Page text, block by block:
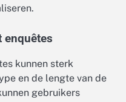
enquêtes
kunnen sterk
en de lengte van de
gebruikers